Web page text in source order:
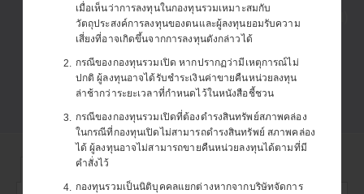
เมื่อเห็นว่าการลงทุนในกองทุนรวมเหมาะสมกับ
วัตถุประสงค์การลงทุนของตนและผู้ลงทุนยอมรับความ
เสี่ยงที่อาจเกิดขึ้นจากการลงทุนดังกล่าวได้
2. กรณีของกองทุนรวมเปิด หากปรากฏว่ามีเหตุการณ์ไม่
ปกติ ผู้ลงทุนอาจได้รับชำระเงินค่าขายคืนหน่วยลงทุน
ล่าช้ากว่าระยะเวลาที่กำหนดไว้ในหนังสือชี้ชวน
3. กรณีของกองทุนรวมเปิดที่ต้องดำรงสินทรัพย์สภาพคล่อง
ในกรณีที่กองทุนเปิดไม่สามารถดำรงสินทรัพย์ สภาพคล่อง
ได้ ผู้ลงทุนอาจไม่สามารถขายคืนหน่วยลงทุนได้ตามที่มี
คำสั่งไว้
4. กองทุนรวมเป็นนิติบุคคลแยกต่างหากจากบริษัทจัดการ
เว็บไซต์ของบริษัทฯ มีการใช้งานคุกกี้ (Cookie) เพื่อสร้าง
ประสบการณ์การใช้งานให้ดียิ่งขึ้น ทั้งนี้ คุณสามารถตั้งค่าและ
ศึกษารายละเอียดเกี่ยวกับการใช้คุกกี้
ของบริษัทฯ ได้ที่นโยบายการใช้งานคุกกี้และการตั้งค่าคุกกี้
ตกลง
กองทุนเปิด เอแทรคเกอร์ส สเปซ อินโนเวเตอร์ส (A-JEDI)
ข้อมูลกองทุน เอกสารอื่นๆ